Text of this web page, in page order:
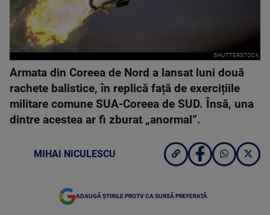
SHUTTERSTOCK
Armata din Coreea de Nord a lansat luni două
rachete balistice, în replică față de exercițiile
militare comune SUA-Coreea de SUD. Însă, una
dintre acestea ar fi zburat „anormal”.
MIHAI NICULESCU
ADAUGĂ ȘTIRILE PROTV CA SURSĂ PREFERATĂ